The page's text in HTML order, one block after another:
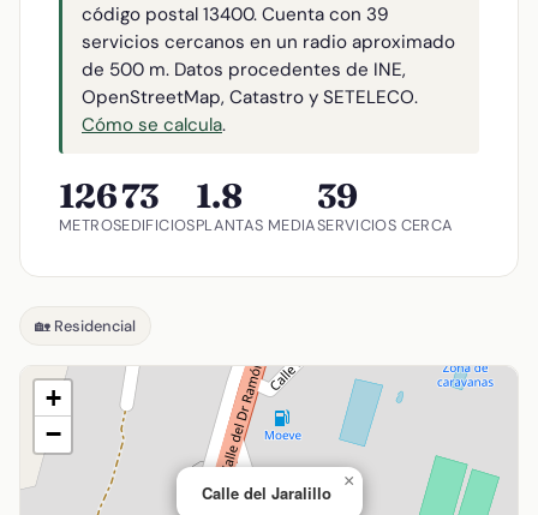
código postal 13400. Cuenta con 39
servicios cercanos en un radio aproximado
de 500 m. Datos procedentes de INE,
OpenStreetMap, Catastro y SETELECO.
Cómo se calcula.
126
METROS
73
EDIFICIOS
1.8
PLANTAS MEDIA
39
SERVICIOS CERCA
🏡 Residencial
Calle del Jaralillo
×
+
−